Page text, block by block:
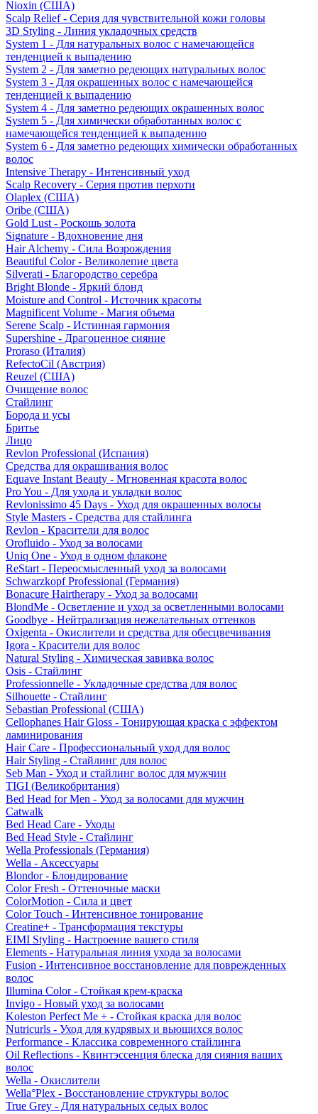
Nioxin (США)
Scalp Relief - Серия для чувствительной кожи головы
3D Styling - Линия укладочных средств
System 1 - Для натуральных волос с намечающейся
тенденцией к выпадению
System 2 - Для заметно редеющих натуральных волос
System 3 - Для окрашенных волос с намечающейся
тенденцией к выпадению
System 4 - Для заметно редеющих окрашенных волос
System 5 - Для химически обработанных волос с
намечающейся тенденцией к выпадению
System 6 - Для заметно редеющих химически обработанных
волос
Intensive Therapy - Интенсивный уход
Scalp Recovery - Серия против перхоти
Olaplex (США)
Oribe (США)
Gold Lust - Роскошь золота
Signature - Вдохновение дня
Hair Alchemy - Сила Возрождения
Beautiful Color - Великолепие цвета
Silverati - Благородство серебра
Bright Blonde - Яркий блонд
Moisture and Control - Источник красоты
Magnificent Volume - Магия объема
Serene Scalp - Истинная гармония
Supershine - Драгоценное сияние
Proraso (Италия)
RefectoCil (Австрия)
Reuzel (США)
Очищение волос
Стайлинг
Борода и усы
Бритье
Лицо
Revlon Professional (Испания)
Средства для окрашивания волос
Equave Instant Beauty - Мгновенная красота волос
Pro You - Для ухода и укладки волос
Revlonissimo 45 Days - Уход для окрашенных волосы
Style Masters - Средства для стайлинга
Revlon - Красители для волос
Orofluido - Уход за волосами
Uniq One - Уход в одном флаконе
ReStart - Переосмысленный уход за волосами
Schwarzkopf Professional (Германия)
Bonacure Hairtherapy - Уход за волосами
BlondMe - Осветление и уход за осветленными волосами
Goodbye - Нейтрализация нежелательных оттенков
Oxigenta - Окислители и средства для обесцвечивания
Igora - Красители для волос
Natural Styling - Химическая завивка волос
Osis - Стайлинг
Professionnelle - Укладочные средства для волос
Silhouette - Стайлинг
Sebastian Professional (США)
Cellophanes Hair Gloss - Тонирующая краска с эффектом
ламинирования
Hair Care - Профессиональный уход для волос
Hair Styling - Стайлинг для волос
Seb Man - Уход и стайлинг волос для мужчин
TIGI (Великобритания)
Bed Head for Men - Уход за волосами для мужчин
Catwalk
Bed Head Care - Уходы
Bed Head Style - Стайлинг
Wella Professionals (Германия)
Wella - Аксессуары
Blondor - Блондирование
Color Fresh - Оттеночные маски
ColorMotion - Сила и цвет
Color Touch - Интенсивное тонирование
Creatine+ - Трансформация текстуры
EIMI Styling - Настроение вашего стиля
Elements - Натуральная линия ухода за волосами
Fusion - Интенсивное восстановление для поврежденных
волос
Illumina Color - Стойкая крем-краска
Invigo - Новый уход за волосами
Koleston Perfect Me + - Стойкая краска для волос
Nutricurls - Уход для кудрявых и вьющихся волос
Performance - Классика современного стайлинга
Oil Reflections - Квинтэссенция блеска для сияния ваших
волос
Wella - Окислители
Wella°Plex - Восстановление структуры волос
True Grey - Для натуральных седых волос